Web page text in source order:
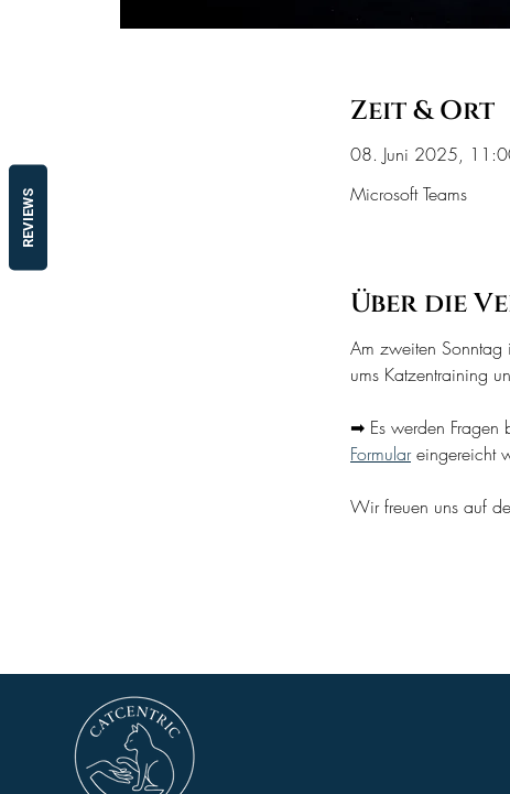
Zeit & Ort
08. Juni 2025,
Microsoft Teams
Über die
Am zweiten
ums Katzentraining
➡ Es werden Fragen
Formular eingereicht
Wir freuen uns auf
REVIEWS